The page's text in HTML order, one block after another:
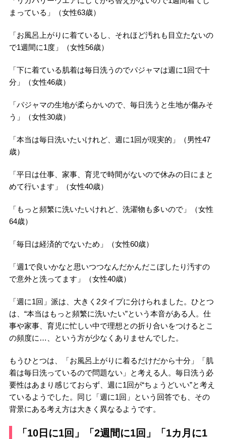
まっている」（女性63歳）
「お風呂上がりに着ているし、それほど汚れも目立たないの
で1週間に1度」（女性56歳）
「下に着ている肌着は毎日洗うのでパジャマは週に1回で十
分」（女性46歳）
「パジャマの生地が柔らかいので、毎日洗うと生地が傷みそ
う」（女性30歳）
「本当は毎日洗いたいけれど、週に1回が現実的」（男性47
歳）
「平日は仕事、家事、育児で時間がないので休みの日にまと
めて行います」（女性40歳）
「もっと頻繁に洗いたいけれど、洗濯物も多いので」（女性
64歳）
「毎日は経済的でないため」（女性60歳）
「週1で良いかなと思いつつなんだかんだこぼしたり汚すの
で意外と洗ってます」（女性40歳）
「週に1回」派は、大きく2タイプに分けられました。ひとつ
は、“本当はもっと頻繁に洗いたい”という本音がある人。仕
事や家事、育児に忙しい中で理想との折り合いをつけるとこ
の頻度に…、という方が少なくありませんでした。
もうひとつは、「お風呂上がりに着るだけだから十分」「肌
着は毎日洗っているので問題ない」と考える人。毎日洗う必
要性はあまり感じておらず、週に1回が“ちょうどいい”と考え
ているようでした。同じ「週に1回」という回答でも、その
背景にある考え方は大きく異なるようです。
「10日に1回」「2週間に1回」「1カ月に1